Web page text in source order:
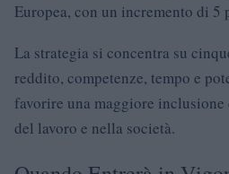
Europea, con un incremento di
La strategia si concentra su
reddito, competenze, tempo e
favorire una maggiore
del lavoro e nella società.